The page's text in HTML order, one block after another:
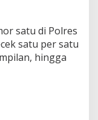
satu di Polres
satu per satu
hingga